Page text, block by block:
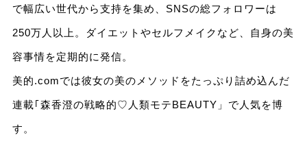
で幅広い世代から支持を集め、SNSの総フォロワーは
250万人以上。ダイエットやセルフメイクなど、自身の美
容事情を定期的に発信。
美的.comでは彼女の美のメソッドをたっぷり詰め込んだ
連載｢森香澄の戦略的♡人類モテBEAUTY」で人気を博
す。